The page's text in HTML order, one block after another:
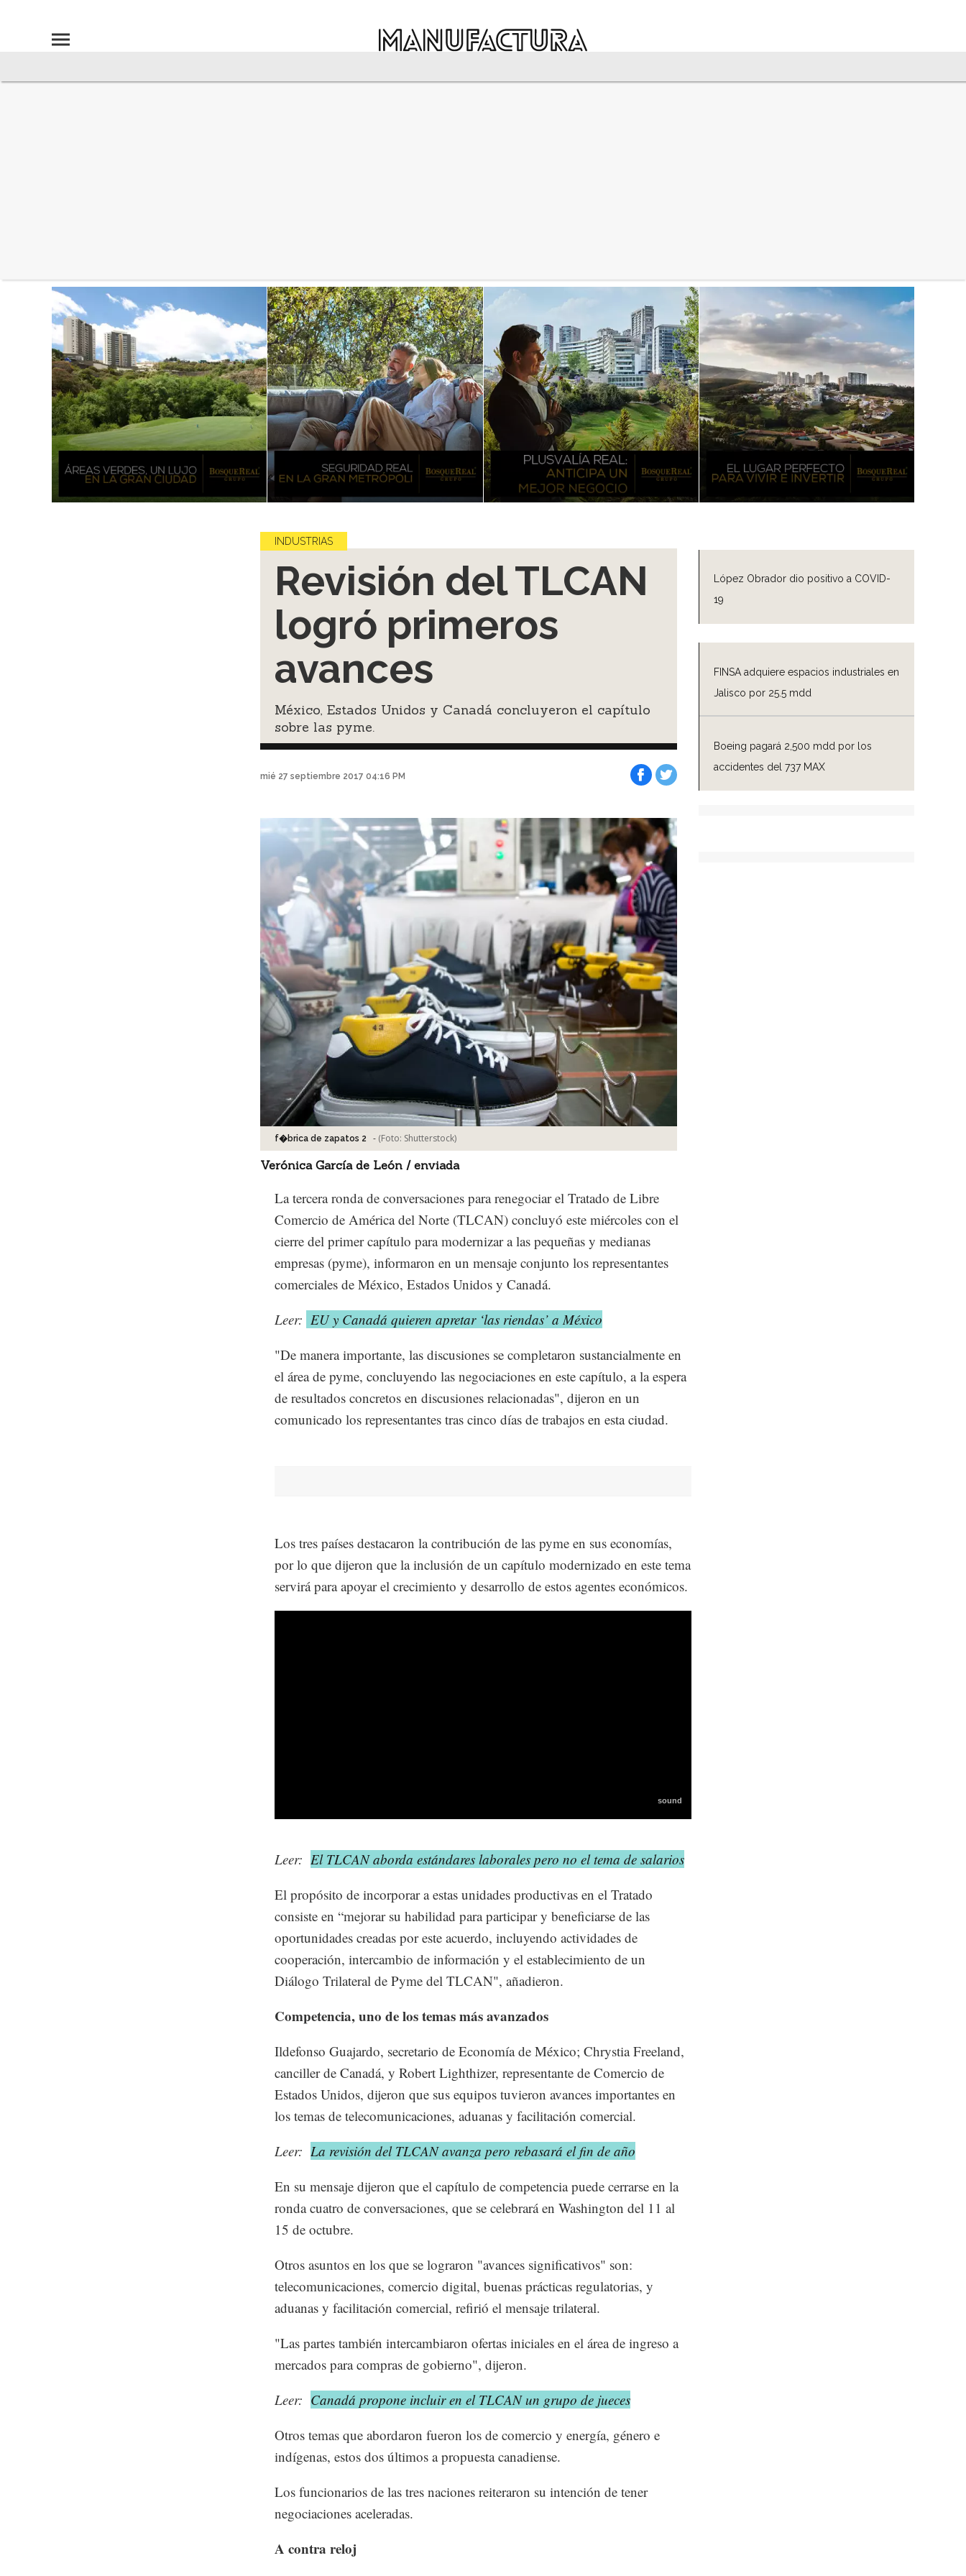
López Obrador dio positivo a COVID-
19
FINSA adquiere espacios industriales en
Jalisco por 25.5 mdd
Boeing pagará 2,500 mdd por los
accidentes del 737 MAX
INDUSTRIAS
Revisión del TLCAN
logró primeros
avances
México, Estados Unidos y Canadá concluyeron el capítulo
sobre las pyme.
mié 27 septiembre 2017 04:16 PM
f�brica de zapatos 2 - (Foto: Shutterstock)
Verónica García de León / enviada
La tercera ronda de conversaciones para renegociar el Tratado de Libre
Comercio de América del Norte (TLCAN) concluyó este miércoles con el
cierre del primer capítulo para modernizar a las pequeñas y medianas
empresas (pyme), informaron en un mensaje conjunto los representantes
comerciales de México, Estados Unidos y Canadá.
Leer: EU y Canadá quieren apretar ‘las riendas’ a México
"De manera importante, las discusiones se completaron sustancialmente en
el área de pyme, concluyendo las negociaciones en este capítulo, a la espera
de resultados concretos en discusiones relacionadas", dijeron en un
comunicado los representantes tras cinco días de trabajos en esta ciudad.
Los tres países destacaron la contribución de las pyme en sus economías,
por lo que dijeron que la inclusión de un capítulo modernizado en este tema
servirá para apoyar el crecimiento y desarrollo de estos agentes económicos.
Leer: El TLCAN aborda estándares laborales pero no el tema de salarios
El propósito de incorporar a estas unidades productivas en el Tratado
consiste en “mejorar su habilidad para participar y beneficiarse de las
oportunidades creadas por este acuerdo, incluyendo actividades de
cooperación, intercambio de información y el establecimiento de un
Diálogo Trilateral de Pyme del TLCAN", añadieron.
Competencia, uno de los temas más avanzados
Ildefonso Guajardo, secretario de Economía de México; Chrystia Freeland,
canciller de Canadá, y Robert Lighthizer, representante de Comercio de
Estados Unidos, dijeron que sus equipos tuvieron avances importantes en
los temas de telecomunicaciones, aduanas y facilitación comercial.
Leer: La revisión del TLCAN avanza pero rebasará el fin de año
En su mensaje dijeron que el capítulo de competencia puede cerrarse en la
ronda cuatro de conversaciones, que se celebrará en Washington del 11 al
15 de octubre.
Otros asuntos en los que se lograron "avances significativos" son:
telecomunicaciones, comercio digital, buenas prácticas regulatorias, y
aduanas y facilitación comercial, refirió el mensaje trilateral.
"Las partes también intercambiaron ofertas iniciales en el área de ingreso a
mercados para compras de gobierno", dijeron.
Leer: Canadá propone incluir en el TLCAN un grupo de jueces
Otros temas que abordaron fueron los de comercio y energía, género e
indígenas, estos dos últimos a propuesta canadiense.
Los funcionarios de las tres naciones reiteraron su intención de tener
negociaciones aceleradas.
A contra reloj